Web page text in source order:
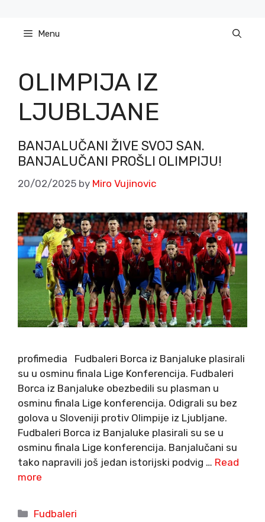
content Menu
OLIMPIJA IZ
LJUBLJANE
BANJALUČANI ŽIVE SVOJ SAN.
BANJALUČANI PROŠLI OLIMPIJU!
20/02/2025 by Miro Vujinovic
profimedia Fudbaleri Borca iz Banjaluke plasirali
su u osminu finala Lige Konferencija. Fudbaleri
Borca iz Banjaluke obezbedili su plasman u
osminu finala Lige konferencija. Odigrali su bez
golova u Sloveniji protiv Olimpije iz Ljubljane.
Fudbaleri Borca iz Banjaluke plasirali su se u
osminu finala Lige konferencija. Banjalučani su
tako napravili još jedan istorijski podvig … Read
more
Categories
Fudbaleri